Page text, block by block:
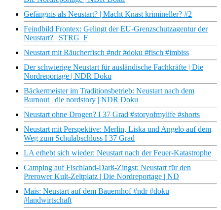
Gefängnis als Neustart? | Macht Knast krimineller? #2
Feindbild Frontex: Gelingt der EU-Grenzschutzagentur der
Neustart? | STRG_F
Neustart mit Räucherfisch #ndr #doku #fisch #imbiss
Der schwierige Neustart für ausländische Fachkräfte | Die
Nordreportage | NDR Doku
Bäckermeister im Traditionsbetrieb: Neustart nach dem
Burnout | die nordstory | NDR Doku
Neustart ohne Drogen? I 37 Grad #storyofmylife #shorts
Neustart mit Perspektive: Merlin, Liska und Angelo auf dem
Weg zum Schulabschluss I 37 Grad
LA erhebt sich wieder: Neustart nach der Feuer-Katastrophe
Camping auf Fischland-Darß-Zingst: Neustart für den
Prerower Kult-Zeltplatz | Die Nordreportage | ND
Mais: Neustart auf dem Bauernhof #ndr #doku
#landwirtschaft